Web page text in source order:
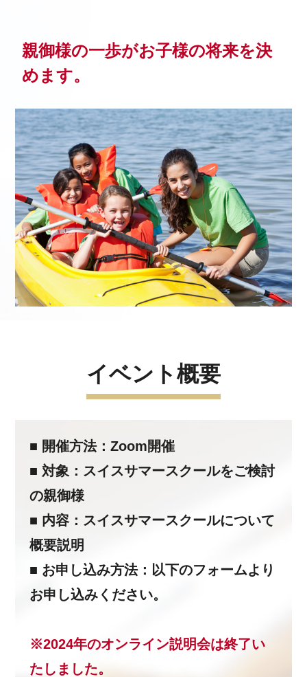
親御様の一歩がお子様の将来を決
めます。
イベント概要
■ 開催方法：Zoom開催
■ 対象：スイスサマースクールをご検討
の親御様
■ 内容：スイスサマースクールについて
概要説明
■ お申し込み方法：以下のフォームより
お申し込みください。
※2024年のオンライン説明会は終了い
たしました。